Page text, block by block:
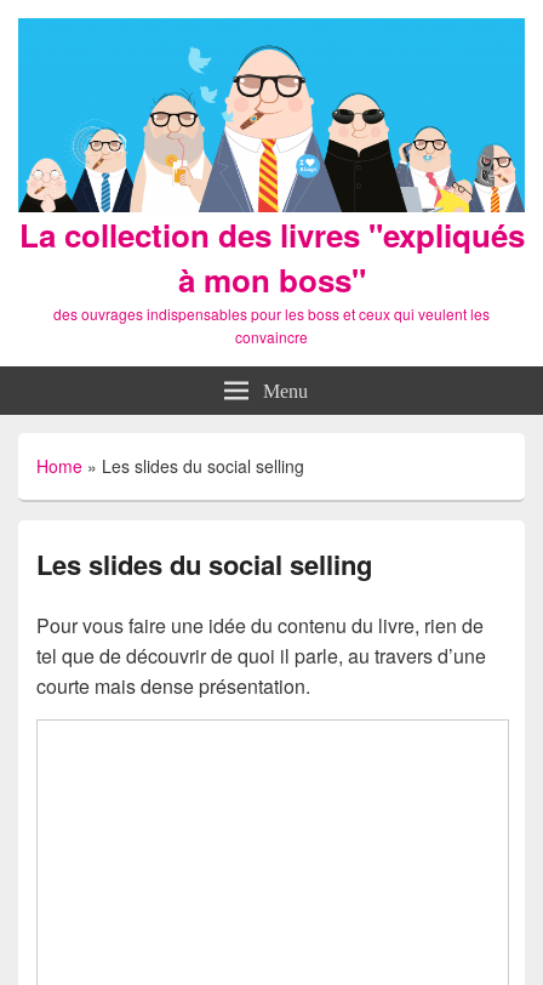
La collection des livres "expliqués
à mon boss"
des ouvrages indispensables pour les boss et ceux qui veulent les
convaincre
Menu
Home » Les slides du social selling
Les slides du social selling
Pour vous faire une idée du contenu du livre, rien de
tel que de découvrir de quoi il parle, au travers d’une
courte mais dense présentation.